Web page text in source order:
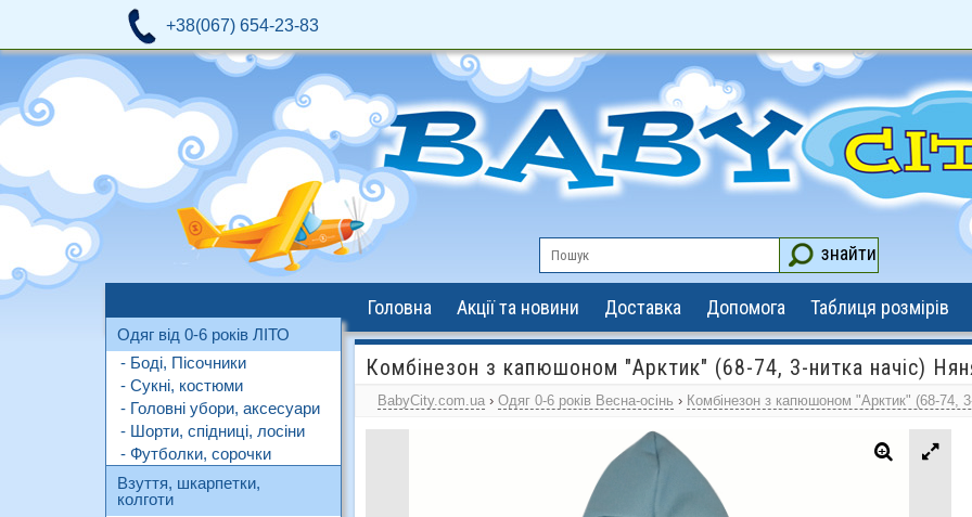
+38(067) 654-23-83
знайти
Головна Акції та новини Доставка Допомога Таблиця розмірів
Одяг від 0-6 років ЛІТО
- Боді, Пісочники
- Сукні, костюми
- Головні убори, аксесуари
- Шорти, спідниці, лосіни
- Футболки, сорочки
Взуття, шкарпетки,
колготи
Комбінезон з капюшоном "Арктик" (68-74, 3-нитка начіс)
BabyCity.com.ua › Одяг 0-6 років Весна-осінь › Комбінезон з капюшоном "Арктик" (68-74,